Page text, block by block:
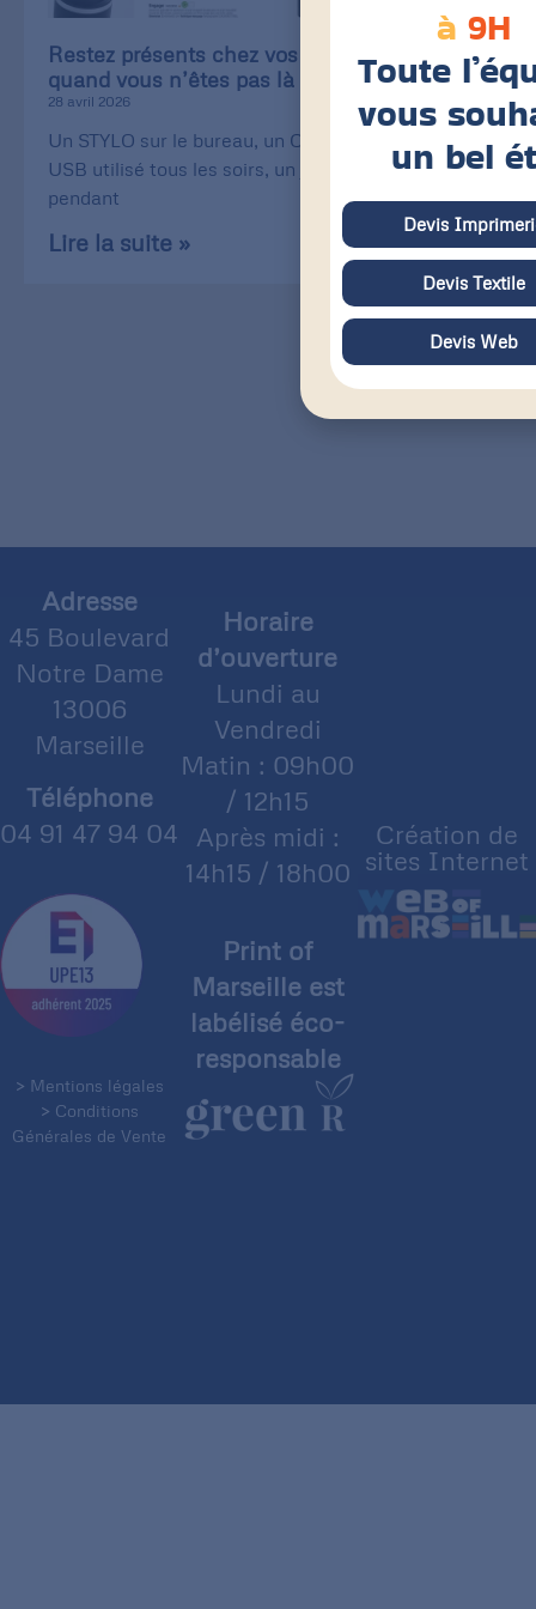
Restez présents chez vos clients, même
quand vous n’êtes pas là !
28 avril 2026
Un STYLO sur le bureau, un CÂBLE de recharge
USB utilisé tous les soirs, un jeu de CARTE utilisé
pendant
Lire la suite »
Adresse
45 Boulevard
Notre Dame
13006
Marseille
Téléphone
04 91 47 94 04
> Mentions légales
> Conditions
Générales de Vente
Horaire
d’ouverture
Lundi au
Vendredi
Matin : 09h00
/ 12h15
Après midi :
14h15 / 18h00
Print of
Marseille est
labélisé éco-
responsable
Création de
sites Internet
à 9H
Toute
vous
un bel
Devis
Devis Textile
Devis Web